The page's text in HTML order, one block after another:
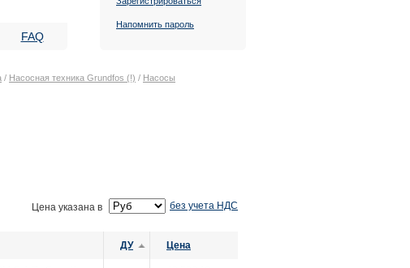
FAQ
Напомнить пароль
/ Насосная техника Grundfos (!) / Насосы
без учета НДС
Цена указана в
ДУ Цена